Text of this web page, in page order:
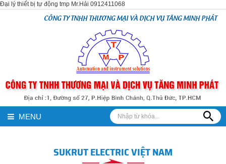
Đại lý thiết bị tự động tmp Mr.Hải 0912411068
CÔNG TY TNHH THƯƠNG MẠI VÀ DỊCH VỤ TĂNG MINH PHÁT
MENU
SUKRUT ELECTRIC VIỆT NAM